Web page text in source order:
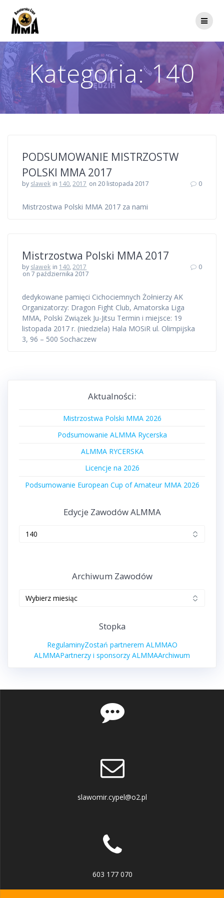
Kategoria:140
PODSUMOWANIE MISTRZOSTW
POLSKI MMA 2017
by slawek in 140,2017 on 20 listopada 2017 0
Mistrzostwa Polski MMA 2017 za nami
Mistrzostwa Polski MMA 2017
by slawek in 140,2017
on 7 października 2017
0
dedykowane pamięci Cichociemnych Żołnierzy AK
Organizatorzy: Dragon Fight Club, Amatorska Liga
MMA, Polski Związek Ju-Jitsu Termin i miejsce: 19
listopada 2017 r. (niedziela) Hala MOSiR ul. Olimpijska
3, 96 – 500 Sochaczew
Aktualności:
Mistrzostwa Polski MMA 2026
Podsumowanie ALMMA Rycerska
ALMMA RYCERSKA
Licencje na 2026
Podsumowanie European Cup of Amateur MMA 2026
Edycje Zawodów ALMMA
Archiwum Zawodów
Stopka
RegulaminyZostań partnerem ALMMAO
ALMMAPartnerzy i sponsorzy ALMMAArchiwum
slawomir.cypel@o2.pl
603 177 070